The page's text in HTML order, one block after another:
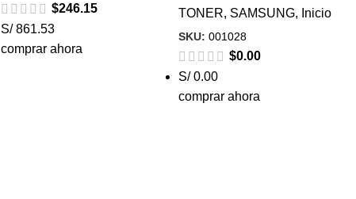
$246.15
S/ 861.53
comprar ahora
TONER, SAMSUNG, Inicio
SKU: 001028
$0.00
S/ 0.00
comprar ahora